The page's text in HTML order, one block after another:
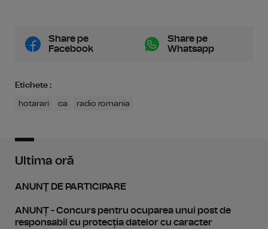
Share pe
Facebook
Share pe
Whatsapp
Etichete :
hotarari ca radio romania
Ultima oră
ANUNŢ DE PARTICIPARE
ANUNȚ - Concurs pentru ocuparea unui post de
responsabil cu protecția datelor cu caracter